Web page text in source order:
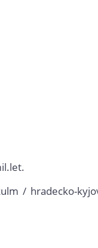
/ hradecko-